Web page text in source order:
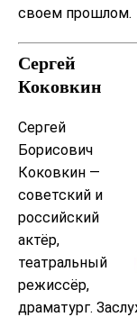
своем прошлом.
Сергей
Коковкин
Сергей
Борисович
Коковкин —
советский и
российский
актёр,
театральный
режиссёр,
драматург.